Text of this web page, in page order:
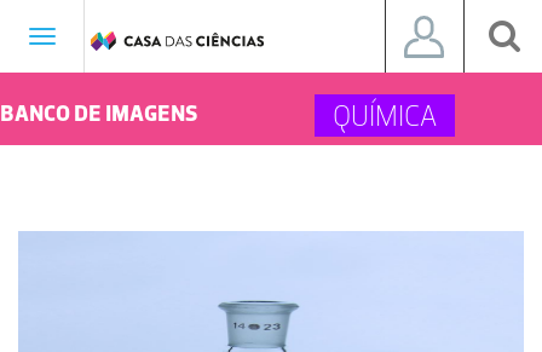
Toggle
BANCO DE IMAGENS QUÍMICA